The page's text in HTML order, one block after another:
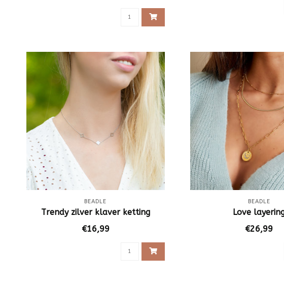
BEADLE
Trendy zilver klaver ketting
€16,99
BEADLE
Love
€26,99